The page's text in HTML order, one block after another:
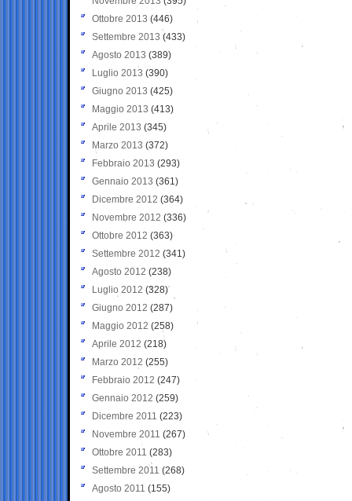
Ottobre 2013 (446)
Settembre 2013 (433)
Agosto 2013 (389)
Luglio 2013 (390)
Giugno 2013 (425)
Maggio 2013 (413)
Aprile 2013 (345)
Marzo 2013 (372)
Febbraio 2013 (293)
Gennaio 2013 (361)
Dicembre 2012 (364)
Novembre 2012 (336)
Ottobre 2012 (363)
Settembre 2012 (341)
Agosto 2012 (238)
Luglio 2012 (328)
Giugno 2012 (287)
Maggio 2012 (258)
Aprile 2012 (218)
Marzo 2012 (255)
Febbraio 2012 (247)
Gennaio 2012 (259)
Dicembre 2011 (223)
Novembre 2011 (267)
Ottobre 2011 (283)
Settembre 2011 (268)
Agosto 2011 (155)